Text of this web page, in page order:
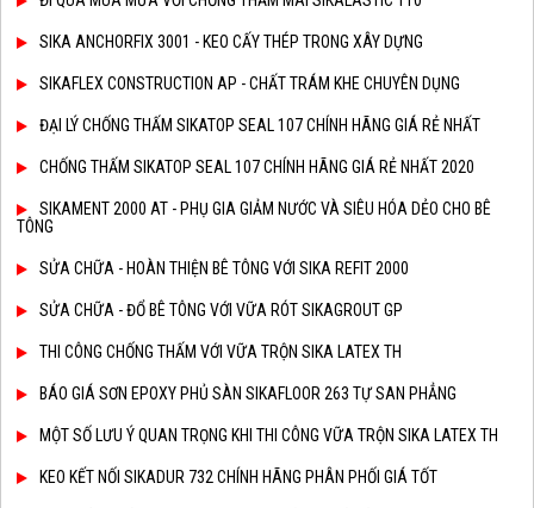
SIKA ANCHORFIX 3001 - KEO CẤY THÉP TRONG XÂY DỰNG
SIKAFLEX CONSTRUCTION AP - CHẤT TRÁM KHE CHUYÊN DỤNG
ĐẠI LÝ CHỐNG THẤM SIKATOP SEAL 107 CHÍNH HÃNG GIÁ RẺ NHẤT
CHỐNG THẤM SIKATOP SEAL 107 CHÍNH HÃNG GIÁ RẺ NHẤT 2020
SIKAMENT 2000 AT - PHỤ GIA GIẢM NƯỚC VÀ SIÊU HÓA DẺO CHO BÊ
TÔNG
SỬA CHỮA - HOÀN THIỆN BÊ TÔNG VỚI SIKA REFIT 2000
SỬA CHỮA - ĐỔ BÊ TÔNG VỚI VỮA RÓT SIKAGROUT GP
THI CÔNG CHỐNG THẤM VỚI VỮA TRỘN SIKA LATEX TH
BÁO GIÁ SƠN EPOXY PHỦ SÀN SIKAFLOOR 263 TỰ SAN PHẲNG
MỘT SỐ LƯU Ý QUAN TRỌNG KHI THI CÔNG VỮA TRỘN SIKA LATEX TH
KEO KẾT NỐI SIKADUR 732 CHÍNH HÃNG PHÂN PHỐI GIÁ TỐT